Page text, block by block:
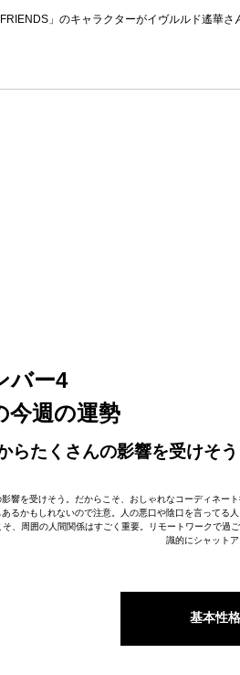
」のキャラクターがイヴルルド遙華
バー4
今週の運勢
らたくさんの影響を受けそう
響を受けそう。だからこそ、おしゃれなコーディネー
るかもしれないので注意。人の悪口や陰口を言って
、周囲の人間関係はすごく重要。リモートワークで
識的にシャットア
基本性